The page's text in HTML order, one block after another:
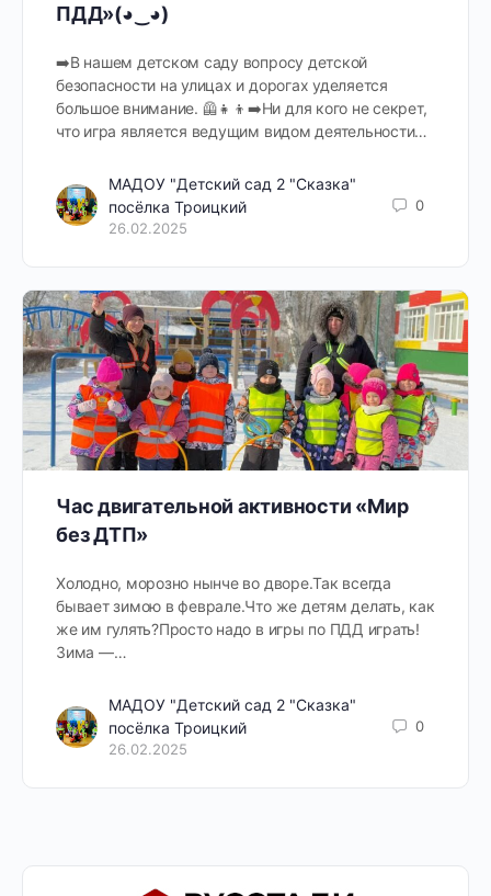
ПДД»(◕‿◕)
➡️В нашем детском саду вопросу детской
безопасности на улицах и дорогах уделяется
большое внимание. 🦺👧👦➡️Ни для кого не секрет,
что игра является ведущим видом деятельности…
МАДОУ "Детский сад 2 "Сказка"
посёлка Троицкий
26.02.2025
0
Час двигательной активности «Мир
без ДТП»
Холодно, морозно нынче во дворе.Так всегда
бывает зимою в феврале.Что же детям делать, как
же им гулять?Просто надо в игры по ПДД играть!
Зима —…
МАДОУ "Детский сад 2 "Сказка"
посёлка Троицкий
26.02.2025
0